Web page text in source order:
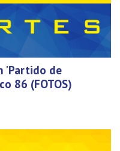
'Partido de
86 (FOTOS)